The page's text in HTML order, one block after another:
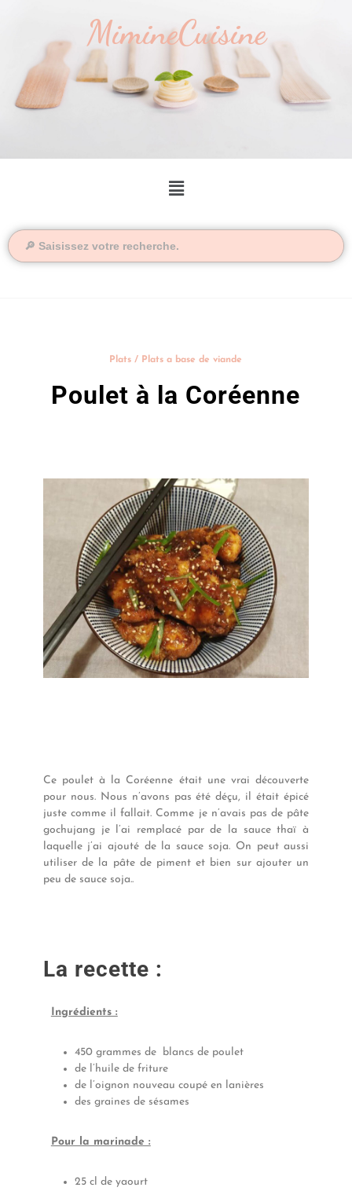
MimineCuisine
Plats / Plats a base de viande
Poulet à la Coréenne
Ce poulet à la Coréenne était une vrai découverte
pour nous. Nous n’avons pas été déçu, il était épicé
juste comme il fallait. Comme je n’avais pas de pâte
gochujang je l’ai remplacé par de la sauce thaï à
laquelle j’ai ajouté de la sauce soja. On peut aussi
utiliser de la pâte de piment et bien sur ajouter un
peu de sauce soja..
La recette :
Ingrédients :
450 grammes de blancs de poulet
de l’huile de friture
de l’oignon nouveau coupé en lanières
des graines de sésames
Pour la marinade :
25 cl de yaourt